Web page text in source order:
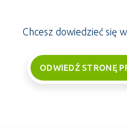
Chcesz dowiedzieć się
ODWIEDŹ STRONĘ